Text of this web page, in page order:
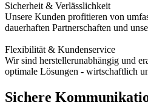
Sicherheit & Verlässlichkeit
Unsere Kunden profitieren von
dauerhaften Partnerschaften und
Flexibilität & Kundenservice
Wir sind herstellerunabhängig und
optimale Lösungen - wirtschaftlich
Sichere